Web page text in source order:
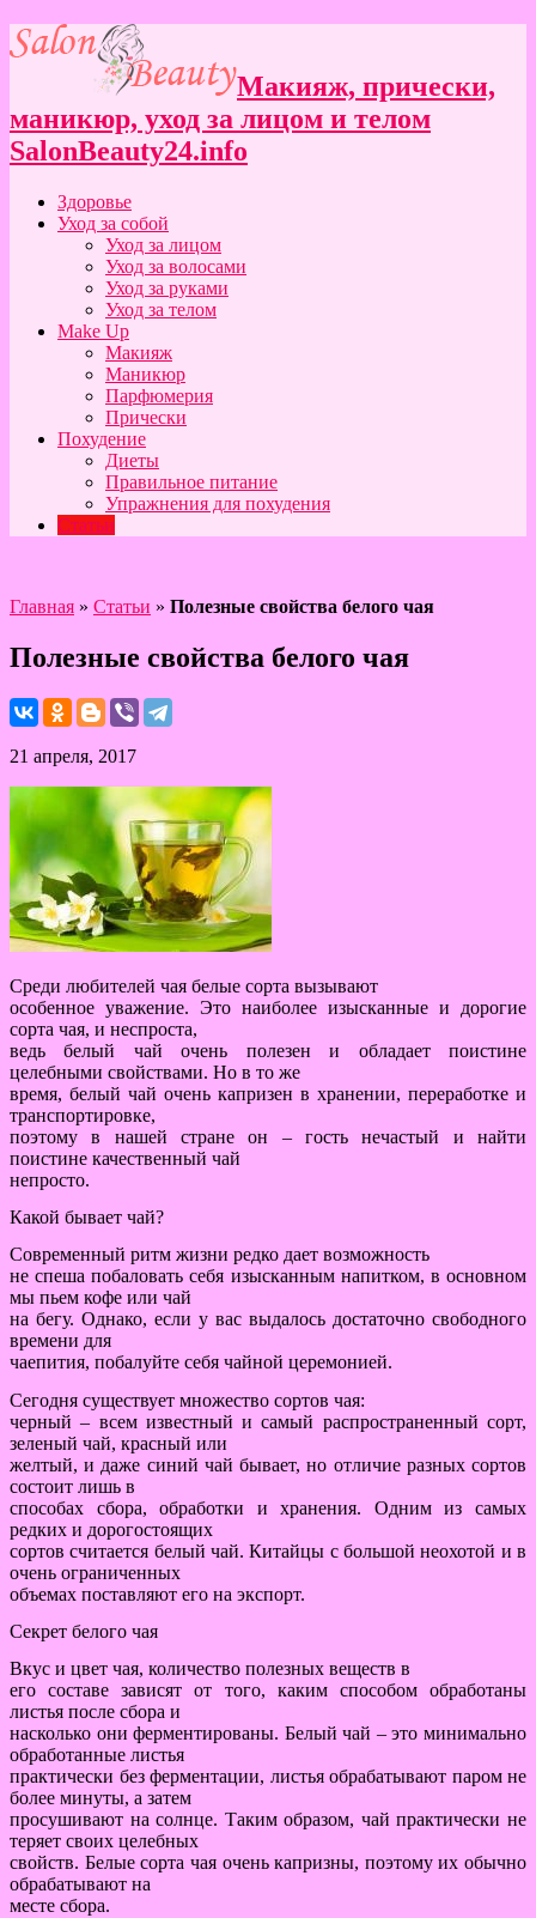
Макияж, прически,
маникюр, уход за лицом и телом
SalonBeauty24.info
Здоровье
Уход за собой
Уход за лицом
Уход за волосами
Уход за руками
Уход за телом
Make Up
Макияж
Маникюр
Парфюмерия
Прически
Похудение
Диеты
Правильное питание
Упражнения для похудения
Статьи
Главная » Статьи » Полезные свойства белого чая
Полезные свойства белого чая
21 апреля, 2017
Среди любителей чая белые сорта вызывают
особенное уважение. Это наиболее изысканные и дорогие
сорта чая, и неспроста,
ведь белый чай очень полезен и обладает поистине
целебными свойствами. Но в то же
время, белый чай очень капризен в хранении, переработке и
транспортировке,
поэтому в нашей стране он – гость нечастый и найти
поистине качественный чай
непросто.
Какой бывает чай?
Современный ритм жизни редко дает возможность
не спеша побаловать себя изысканным напитком, в основном
мы пьем кофе или чай
на бегу. Однако, если у вас выдалось достаточно свободного
времени для
чаепития, побалуйте себя чайной церемонией.
Сегодня существует множество сортов чая:
черный – всем известный и самый распространенный сорт,
зеленый чай, красный или
желтый, и даже синий чай бывает, но отличие разных сортов
состоит лишь в
способах сбора, обработки и хранения. Одним из самых
редких и дорогостоящих
сортов считается белый чай. Китайцы с большой неохотой и в
очень ограниченных
объемах поставляют его на экспорт.
Секрет белого чая
Вкус и цвет чая, количество полезных веществ в
его составе зависят от того, каким способом обработаны
листья после сбора и
насколько они ферментированы. Белый чай – это минимально
обработанные листья
практически без ферментации, листья обрабатывают паром не
более минуты, а затем
просушивают на солнце. Таким образом, чай практически не
теряет своих целебных
свойств. Белые сорта чая очень капризны, поэтому их обычно
обрабатывают на
месте сбора.